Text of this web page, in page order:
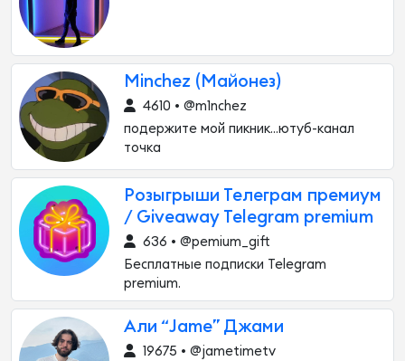
Minchez (Майонез)
4610 • @m1nchez
подержите мой пикник...ютуб-канал
точка
Розыгрыши Телеграм премиум
/ Giveaway️ Telegram premium
636 • @pemium_gift
Бесплатные подписки Telegram
premium.
Али “Jame” Джами
19675 • @jametimetv